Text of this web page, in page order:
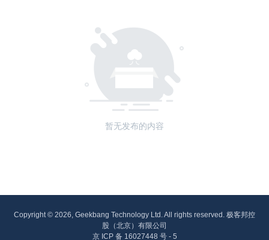
暂无发布的内容
Copyright © 2026, Geekbang Technology Ltd. All rights reserved. 极客邦控
股（北京）有限公司
京 ICP 备 16027448 号 - 5